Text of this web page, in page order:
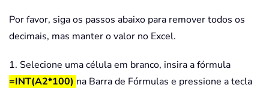
Por favor, siga os passos abaixo para remover todos os
decimais, mas manter o valor no Excel.
1. Selecione uma célula em branco, insira a fórmula
=INT(A2*100) na Barra de Fórmulas e pressione a tecla